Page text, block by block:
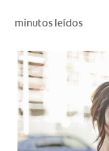
minutos leídos